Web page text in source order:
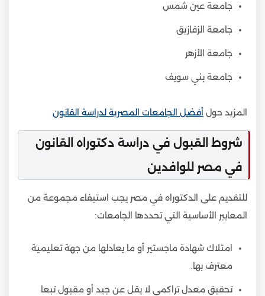
جامعة عين شمس
جامعة الزقازيق
جامعة الأزهر
جامعة بني سويف
المزيد حول أفضل الجامعات المصرية لدراسة القانون
شروط القبول في دراسة دكتوراه القانون
في مصر للوافدين
للتقديم على الدكتوراه في مصر يجب استيفاء مجموعة من
المعايير الأساسية التي تحددها الجامعات:
امتلاك شهادة ماجستير أو ما يعادلها من جهة تعليمية
معترف بها.
تحقيق معدل تراكمي لا يقل عن جيد أو مقبول تبعا